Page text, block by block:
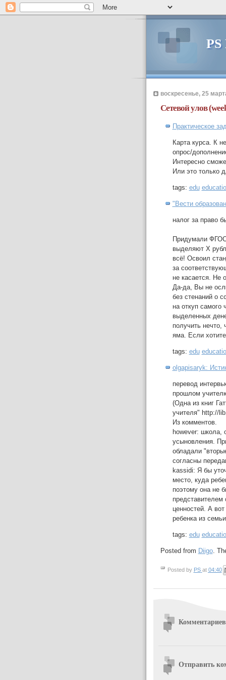
PS
воскресенье, 25
Сетевой улов
Практическое
Карта курса. К
опрос/
Интересно
Или это только
tags: edu
"Вести
налог за право
Придумали
выделяют Х
всё! Освоил
за
не касается. Не
Да-да, Вы не
без стенаний о
на откуп самого
выделенных
получить нечто,
яма. Если
tags: edu
olgapisaryk:
перевод
прошлом
(Одна из книг
учителя" http://
Из комментов.
however: школа,
усыновления.
обладали
согласны
kassidi: Я бы
место, куда
поэтому она не
ценностей. А
ребенка из
tags: edu
Posted from Diigo.
Posted by PS at 04:40
Отправить